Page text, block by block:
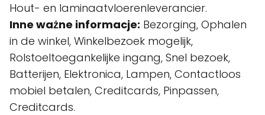
Hout- en laminaatvloerenleverancier.
Inne ważne informacje: Bezorging, Ophalen
in de winkel, Winkelbezoek mogelijk,
Rolstoeltoegankelijke ingang, Snel bezoek,
Batterijen, Elektronica, Lampen, Contactloos
mobiel betalen, Creditcards, Pinpassen,
Creditcards.